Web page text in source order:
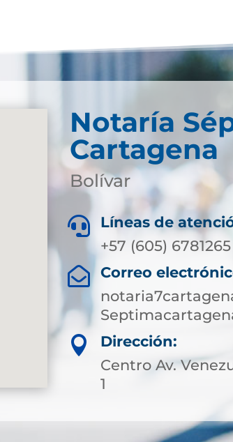
Notaría
Cartagena
Bolívar

Líneas de
+57 (605)

Correo

Dirección:
Centro Av.
1